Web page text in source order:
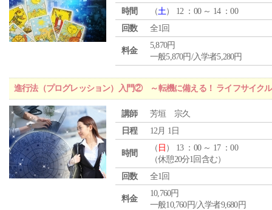
時間
（土） 12 ：00 ～ 14 ：00
回数
全1回
料金
5,870円
一般5,870円/入学者5,280円
進行法（プログレッション）入門② ～転機に備える！ ライフサイク
講師
芳垣 宗久
日程
12月 1日
時間
（ 日 ） 13 ：00 ～ 17 ：00
（休憩20分1回含む）
回数
全1回
料金
10,760円
一般10,760円/入学者9,680円